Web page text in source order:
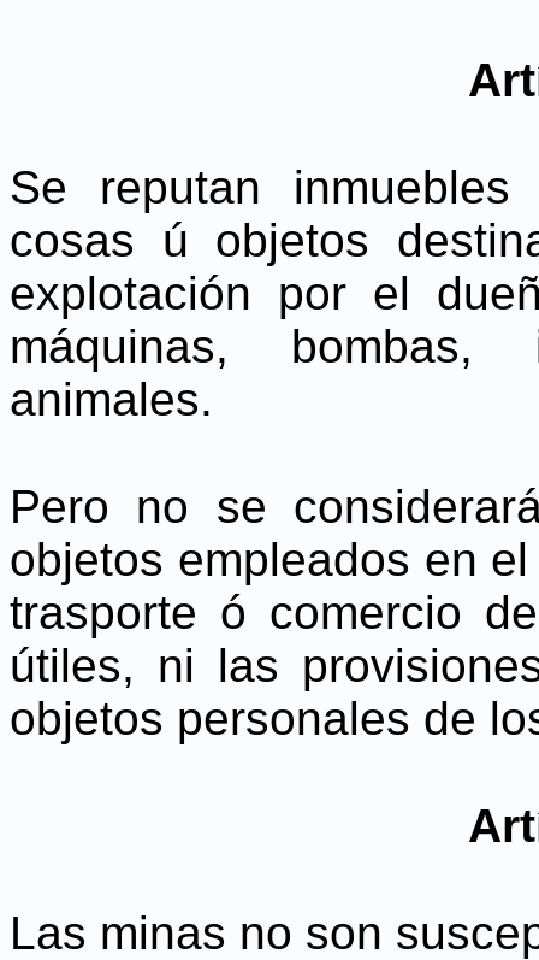
Se reputan
cosas ú objetos
explotación por el
máquinas, bombas,
animales.
Pero no se
objetos empleados en
trasporte ó comercio
útiles, ni las
objetos personales de
Las minas no son